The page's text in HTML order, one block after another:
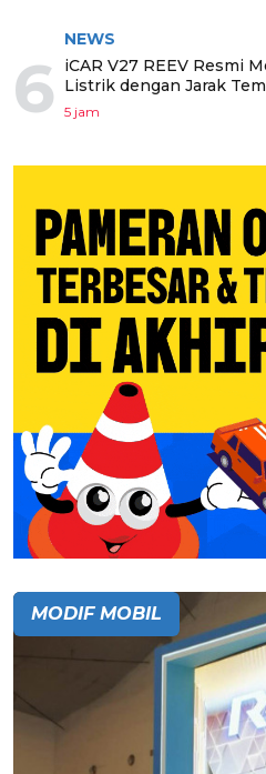
6
NEWS
iCAR V27 REEV Resmi
Listrik dengan Jarak
5 jam
MODIF MOBIL